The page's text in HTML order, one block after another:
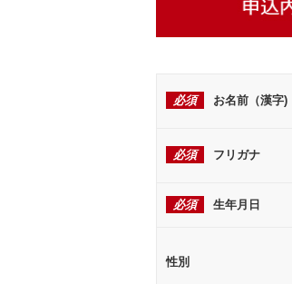
必須 お名前（漢字)
必須 フリガナ
必須 生年月日
性別